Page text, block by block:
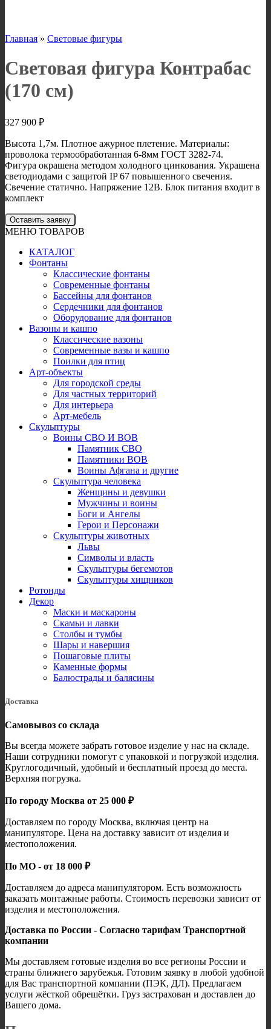
Главная » Световые фигуры
Световая фигура Контрабас
(170 см)
327 900 ₽
Высота 1,7м. Плотное ажурное плетение. Материалы:
проволока термообработанная 6-8мм ГОСТ 3282-74.
Фигура окрашена методом холодного цинкования. Украшена
светодиодами с защитой IP 67 повышенного свечения.
Свечение статично. Напряжение 12В. Блок питания входит в
комплект
Оставить заявку
МЕНЮ ТОВАРОВ
КАТАЛОГ
Фонтаны
Классические фонтаны
Современные фонтаны
Бассейны для фонтанов
Сердечники для фонтанов
Оборудование для фонтанов
Вазоны и кашпо
Классические вазоны
Современные вазы и кашпо
Поилки для птиц
Арт-объекты
Для городской среды
Для частных территорий
Для интерьера
Арт-мебель
Скульптуры
Воины СВО И ВОВ
Памятник СВО
Памятники ВОВ
Воины Афгана и другие
Скульптура человека
Женщины и девушки
Мужчины и воины
Боги и Ангелы
Герои и Персонажи
Скульптуры животных
Львы
Символы и власть
Скульптуры бегемотов
Скульптуры хищников
Ротонды
Декор
Маски и маскароны
Скамьи и лавки
Столбы и тумбы
Шары и навершия
Пошаговые плиты
Каменные формы
Балюстрады и балясины
Доставка
Самовывоз со склада
Вы всегда можете забрать готовое изделие у нас на складе.
Наши сотрудники помогут с упаковкой и погрузкой изделия.
Круглогодичный, удобный и бесплатный проезд до места.
Верхняя погрузка.
По городу Москва от 25 000 ₽
Доставляем по городу Москва, включая центр на
манипуляторе. Цена на доставку зависит от изделия и
местоположения.
По МО - от 18 000 ₽
Доставляем до адреса манипулятором. Есть возможность
заказать монтажные работы. Стоимость перевозки зависит от
изделия и местоположения.
Доставка по России - Согласно тарифам Транспортной
компании
Мы доставляем готовые изделия во все регионы России и
страны ближнего зарубежья. Готовим заявку в любой удобной
для Вас транспортной компании (ПЭК, ДЛ). Предлагаем
услуги жёсткой обрешётки. Груз застрахован и доставлен до
Вашего дома.